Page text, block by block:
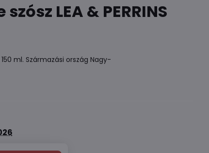
LEA & PERRINS
ml. Származási ország Nagy-